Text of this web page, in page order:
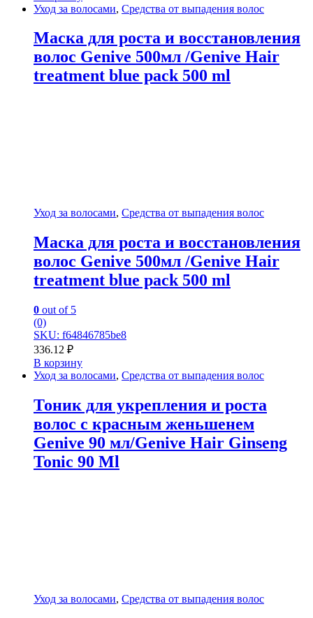
Уход за волосами, Средства от выпадения волос
Маска для роста и восстановления
волос Genive 500мл /Genive Hair
treatment blue pack 500 ml
Уход за волосами, Средства от выпадения волос
Маска для роста и восстановления
волос Genive 500мл /Genive Hair
treatment blue pack 500 ml
0 out of 5
(0)
SKU: f64846785be8
336.12 ₽
В корзину
Уход за волосами, Средства от выпадения волос
Тоник для укрепления и роста
волос с красным женьшенем
Genive 90 мл/Genive Hair Ginseng
Tonic 90 Ml
Уход за волосами, Средства от выпадения волос